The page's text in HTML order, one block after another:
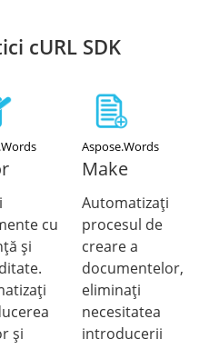
cURL SDK
cu
și
și
Aspose.Words
Make
Automatizați
procesul de
creare a
documentelor,
eliminați
necesitatea
introducerii